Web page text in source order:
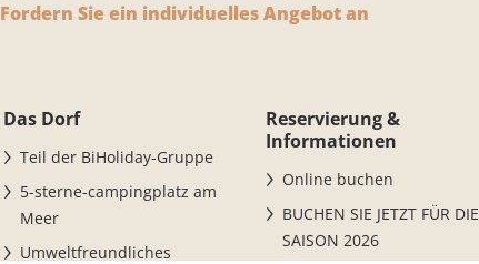
Fordern Sie ein individuelles Angebot an
Das Dorf
Teil der BiHoliday-Gruppe
5-sterne-campingplatz am
Meer
Umweltfreundliches
Reservierung &
Informationen
Online buchen
BUCHEN SIE JETZT FÜR DIE
SAISON 2026